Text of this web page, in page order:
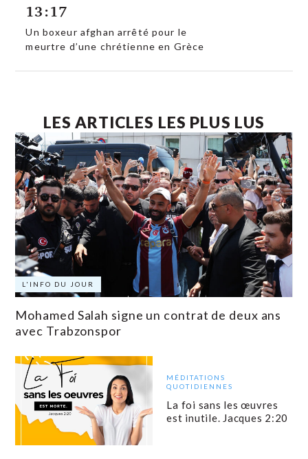
13:17
Un boxeur afghan arrêté pour le
meurtre d’une chrétienne en Grèce
LES ARTICLES LES PLUS LUS
L'INFO DU JOUR
Mohamed Salah signe un contrat de deux ans
avec Trabzonspor
MÉDITATIONS
QUOTIDIENNES
La foi sans les œuvres
est inutile. Jacques 2:20